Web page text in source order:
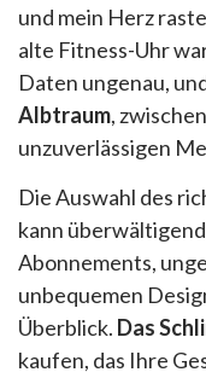
und mein Herz
alte Fitness-Uhr
Daten ungenau,
Albtraum,
unzuverlässigen
Die Auswahl des
kann
Abonnements,
unbequemen
Überblick. Das
kaufen, das Ihre